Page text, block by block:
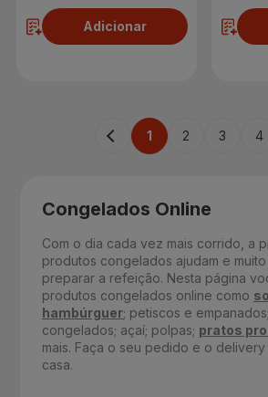
Adicionar
1 2 3 4
Congelados Online
Com o dia cada vez mais corrido, a
produtos congelados ajudam e
preparar a refeição. Nesta página
produtos congelados online como
hambúrguer; petiscos e empanados;
congelados; açaí; polpas; pratos
mais. Faça o seu pedido e o
casa.